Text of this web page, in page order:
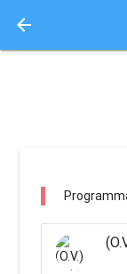
arrow_back